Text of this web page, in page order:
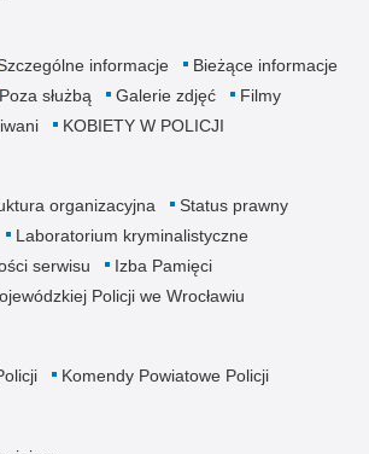
informacje
Bieżące informacje
Poza służbą Galerie zdjęć
Filmy
KOBIETY W POLICJI
organizacyjna
Status prawny
Laboratorium kryminalistyczne
serwisu
Izba Pamięci
Policji we Wrocławiu
Komendy Powiatowe Policji